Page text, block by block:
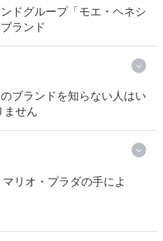
ドグループ「モエ・ヘネシ
ランド
ブランドを知らない人はい
ません
マリオ・プラダの手によ